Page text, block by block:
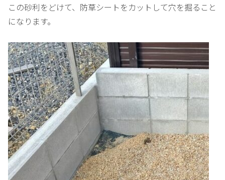
この砂利をどけて、防草シートをカットして穴を掘ること
になります。